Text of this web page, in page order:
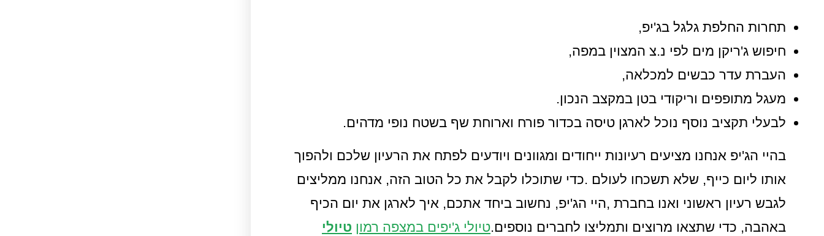
תחרות החלפת גלגל בג'יפ,
חיפוש ג'ריקן מים לפי נ.צ המצוין במפה,
העברת עדר כבשים למכלאה,
מעגל מתופפים וריקודי בטן במקצב הנכון.
לבעלי תקציב נוסף נוכל לארגן טיסה בכדור פורח וארוחת שף בשטח נופי מדהים.
בהיי הג'יפ אנחנו מציעים רעיונות ייחודים ומגוונים ויודעים לפתח את הרעיון שלכם ולהפוך
אותו ליום כייף, שלא תשכחו לעולם .כדי שתוכלו לקבל את כל הטוב הזה, אנחנו ממליצים
לגבש רעיון ראשוני ואנו בחברת ,היי הג'יפ, נחשוב ביחד אתכם, איך לארגן את יום הכיף
באהבה, כדי שתצאו מרוצים ותמליצו לחברים נוספים.טיולי ג'יפים במצפה רמון טיולי